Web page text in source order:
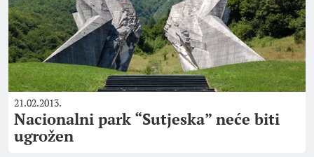
21.02.2013.
Nacionalni park “Sutjeska” neće biti
ugrožen